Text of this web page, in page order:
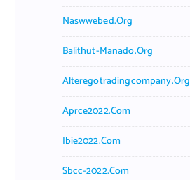
Naswwebed.org
Balithut-Manado.org
Alteregotradingcompany.org
Aprce2022.com
Ibie2022.com
Sbcc-2022.com